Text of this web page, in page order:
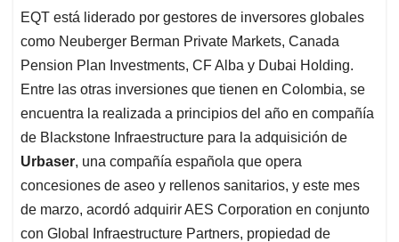
EQT está liderado por gestores de inversores globales
como Neuberger Berman Private Markets, Canada
Pension Plan Investments, CF Alba y Dubai Holding.
Entre las otras inversiones que tienen en Colombia, se
encuentra la realizada a principios del año en compañía
de Blackstone Infraestructure para la adquisición de
Urbaser, una compañía española que opera
concesiones de aseo y rellenos sanitarios, y este mes
de marzo, acordó adquirir AES Corporation en conjunto
con Global Infraestructure Partners, propiedad de